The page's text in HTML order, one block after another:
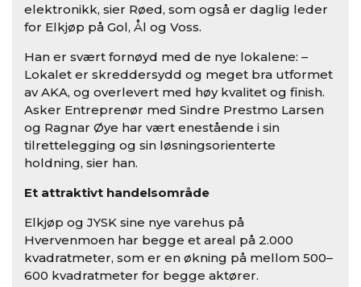
elektronikk, sier Røed, som også er daglig leder
for Elkjøp på Gol, Ål og Voss.
Han er svært fornøyd med de nye lokalene: –
Lokalet er skreddersydd og meget bra utformet
av AKA, og overlevert med høy kvalitet og finish.
Asker Entreprenør med Sindre Prestmo Larsen
og Ragnar Øye har vært enestående i sin
tilrettelegging og sin løsningsorienterte
holdning, sier han.
Et attraktivt handelsområde
Elkjøp og JYSK sine nye varehus på
Hvervenmoen har begge et areal på 2.000
kvadratmeter, som er en økning på mellom 500–
600 kvadratmeter for begge aktører.